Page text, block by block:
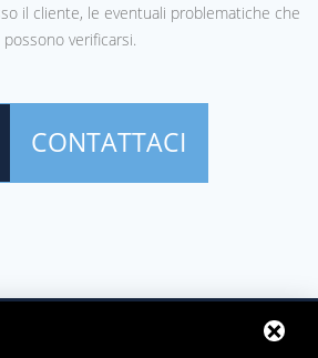
il cliente, le eventuali problematiche che
possono verificarsi.
CONTATTACI